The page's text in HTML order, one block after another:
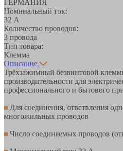
ГЕРМАНИЯ
Номинальный ток:
32 А
Количество проводов:
3 провода
Тип товара:
Клемма
Описание
Трёхзажимный безвинтовой
производительности для
профессионального и бытового
Для соединения, ответвления
многожильных проводов
Число соединяемых проводов